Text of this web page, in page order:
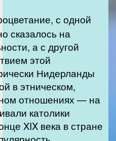
с одной
сказалось на
а с другой
этой
Нидерланды
в этническом,
отношениях — на
католики
XIX века в стране